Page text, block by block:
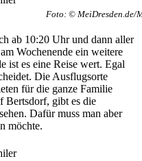
Foto: © MeiDresden.de/
ab 10:20 Uhr und dann aller
Wochenende ein weitere
ist es eine Reise wert. Egal
Die Ausflugsorte
für die ganze Familie
Bertsdorf, gibt es die
Dafür muss man aber
möchte.